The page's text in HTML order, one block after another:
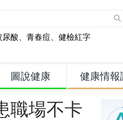
尿酸、 青春痘、 健檢紅字
圖說健康 健康情報
職場不卡